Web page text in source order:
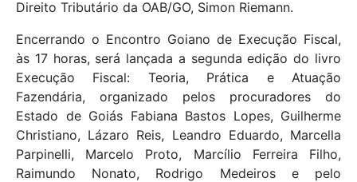
Direito Tributário da OAB/GO, Simon Riemann.
Encerrando o Encontro Goiano de Execução Fiscal,
às 17 horas, será lançada a segunda edição do livro
Execução Fiscal: Teoria, Prática e Atuação
Fazendária, organizado pelos procuradores do
Estado de Goiás Fabiana Bastos Lopes, Guilherme
Christiano, Lázaro Reis, Leandro Eduardo, Marcella
Parpinelli, Marcelo Proto, Marcílio Ferreira Filho,
Raimundo Nonato, Rodrigo Medeiros e pelo